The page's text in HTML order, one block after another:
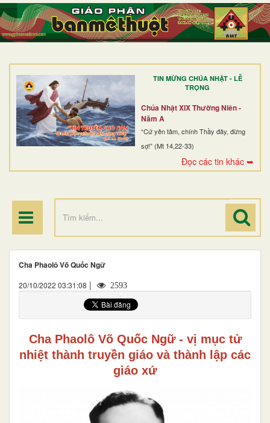
TIN MỪNG CHÚA NHẬT - LỄ
TRỌNG
Chúa Nhật XIX Thường Niên -
Năm A
“Cứ yên tâm, chính Thầy đây, đừng
sợ!” (Mt 14,22-33)
Đọc các tin khác ➥
TRANG NHẤT
GIỚI THIỆU
DÒNG TU
BAN MỤC VỤ
ĐOÀN THỂ CG
Cha Phaolô Võ Quốc Ngữ
20/10/2022 03:31:08 | 2593
Cha Phaolô Võ Quốc Ngữ - vị mục tử
nhiệt thành truyền giáo và thành lập các
giáo xứ